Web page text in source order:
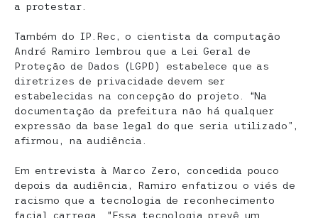
a protestar.
Também do IP.Rec, o cientista da computação
André Ramiro lembrou que a Lei Geral de
Proteção de Dados (LGPD) estabelece que as
diretrizes de privacidade devem ser
estabelecidas na concepção do projeto. “Na
documentação da prefeitura não há qualquer
expressão da base legal do que seria utilizado”,
afirmou, na audiência.
Em entrevista à Marco Zero, concedida pouco
depois da audiência, Ramiro enfatizou o viés de
racismo que a tecnologia de reconhecimento
facial carrega. “Essa tecnologia prevê um